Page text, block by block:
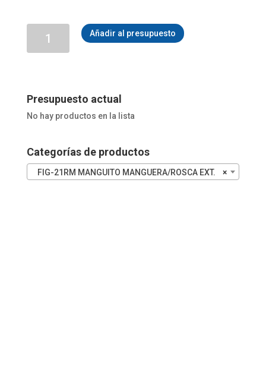
FIG.
X
cantidad
Añadir al presupuesto
Presupuesto actual
No hay productos en la lista
Categorías de productos
×
FIG-21RM MANGUITO MANGUERA/ROSCA EXT.